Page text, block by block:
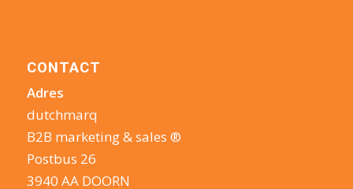
CONTACT
Adres
dutchmarq
B2B marketing & sales ®
Postbus 26
3940 AA DOORN